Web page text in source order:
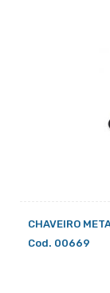
CHAVEIRO
Cod. 00669